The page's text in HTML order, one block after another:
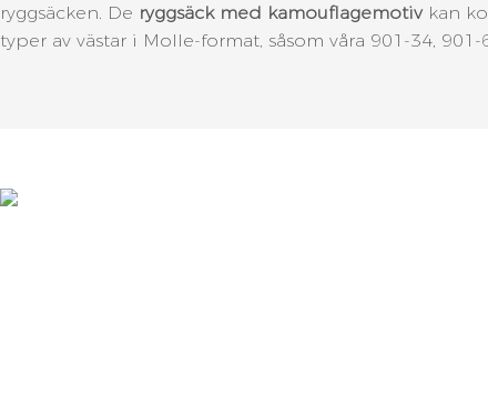
ryggsäcken. De ryggsäck med kamouflagemotiv kan
typer av västar i Molle-format, såsom våra 901-34, 901-